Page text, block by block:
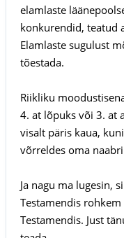
elamlaste
konkurendid, teatud
Elamlaste sugulust
tõestada.
Riikliku
4. at lõpuks või 3. at
visalt päris kaua,
võrreldes oma
Ja nagu ma lugesin,
Testamendis
Testamendis. Just